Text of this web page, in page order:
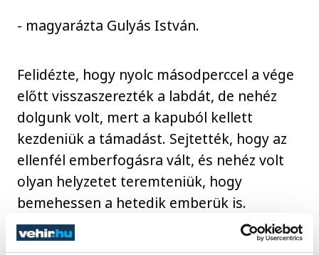
- magyarázta Gulyás István.
Felidézte, hogy nyolc másodperccel a vége
előtt visszaszerezték a labdát, de nehéz
dolgunk volt, mert a kapuból kellett
kezdeniük a támadást. Sejtették, hogy az
ellenfél emberfogásra vált, és nehéz volt
olyan helyzetet teremteniük, hogy
bemehessen a hetedik emberük is.